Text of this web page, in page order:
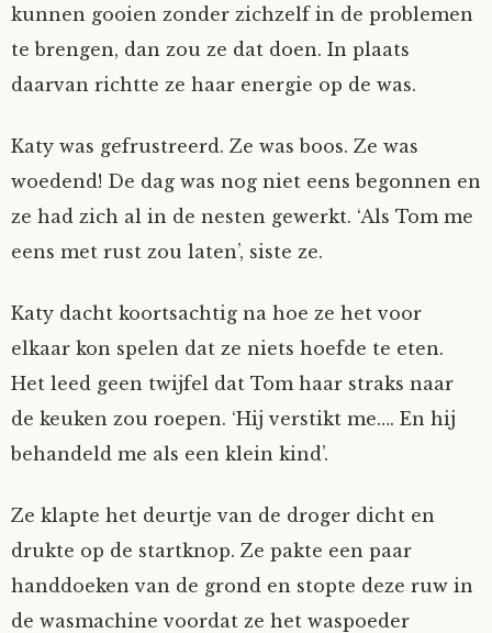
Sunniva
Tim-
Vorrion
Vrolijke Dondersteen
Zofianina
kunnen gooien zonder zichzelf in de problemen
te brengen, dan zou ze dat doen. In plaats
daarvan richtte ze haar energie op de was.
Katy was gefrustreerd. Ze was boos. Ze was
woedend! De dag was nog niet eens begonnen en
ze had zich al in de nesten gewerkt. ‘Als Tom me
eens met rust zou laten’, siste ze.
Katy dacht koortsachtig na hoe ze het voor
elkaar kon spelen dat ze niets hoefde te eten.
Het leed geen twijfel dat Tom haar straks naar
de keuken zou roepen. ‘Hij verstikt me…. En hij
behandeld me als een klein kind’.
Ze klapte het deurtje van de droger dicht en
drukte op de startknop. Ze pakte een paar
handdoeken van de grond en stopte deze ruw in
de wasmachine voordat ze het waspoeder